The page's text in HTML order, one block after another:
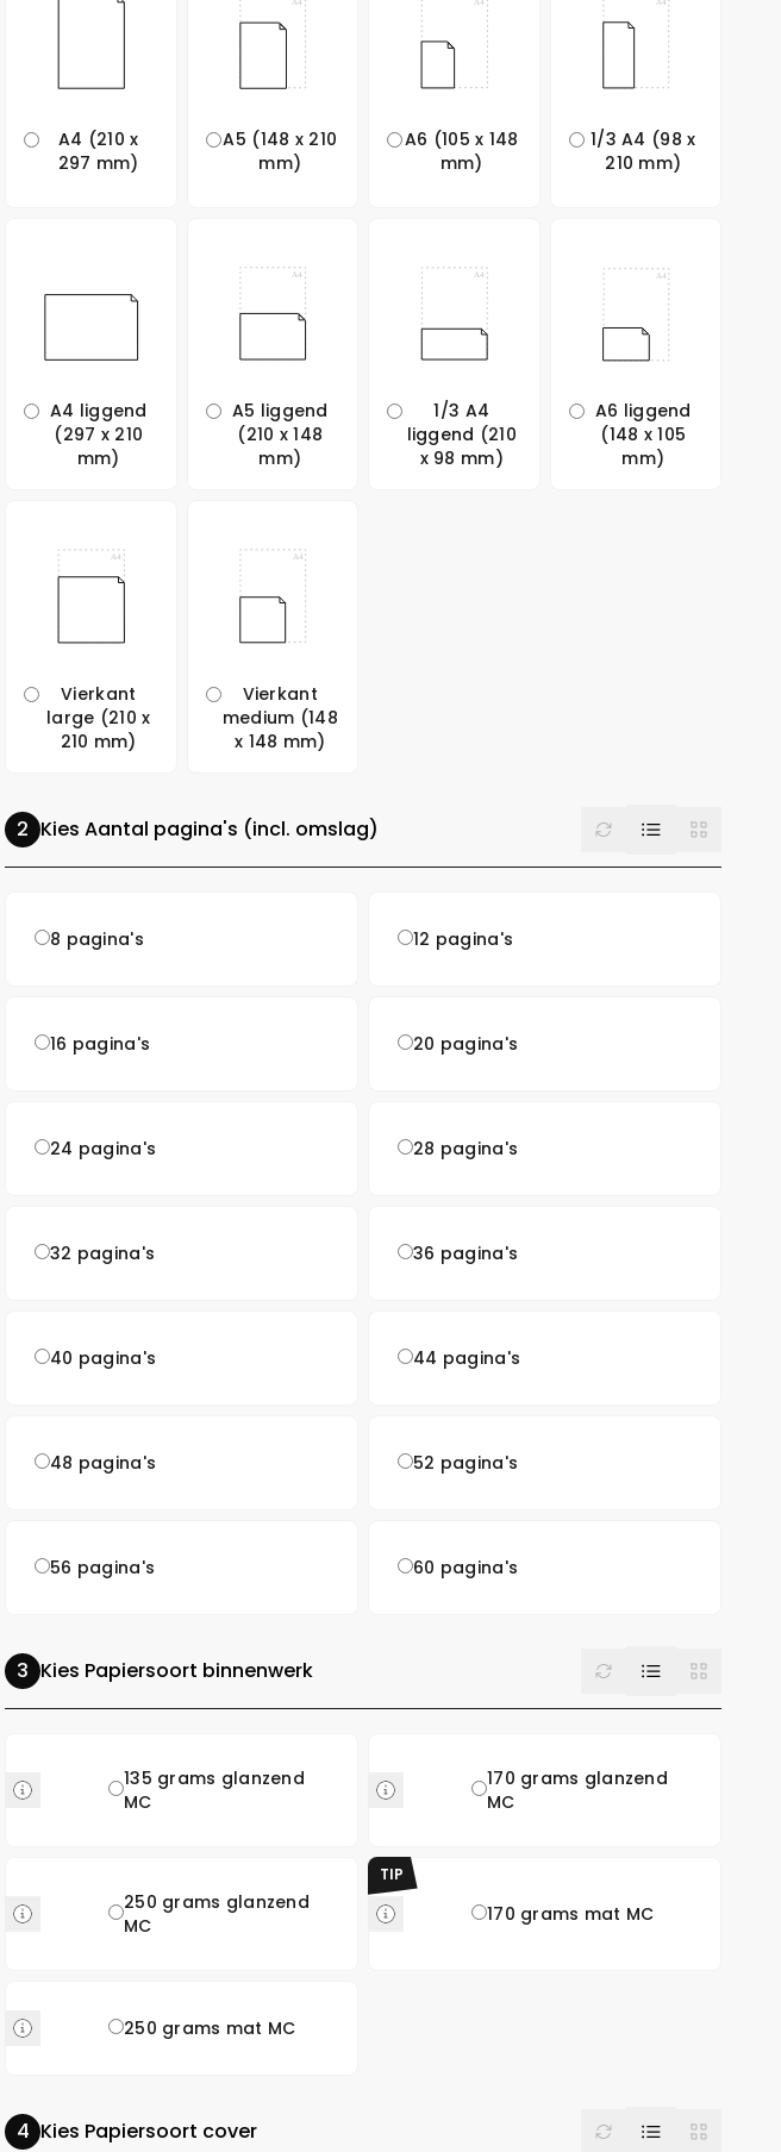
A4 (210 x
297 mm)
A5 (148 x 210
mm)
A6 (105 x 148
mm)
1/3 A4 (98 x
210 mm)
A4 liggend
(297 x 210
mm)
A5 liggend
(210 x 148
mm)
1/3 A4
liggend (210
x 98 mm)
A6 liggend
(148 x 105
mm)
Vierkant
large (210 x
210 mm)
Vierkant
medium (148
x 148 mm)
Kies Aantal pagina's (incl. omslag) Reset List Grid
8 pagina's 12 pagina's
16 pagina's 20 pagina's
24 pagina's 28 pagina's
32 pagina's 36 pagina's
40 pagina's 44 pagina's
48 pagina's 52 pagina's
56 pagina's 60 pagina's
Kies Papiersoort binnenwerk Reset List Grid
135 grams glanzend
MC
170 grams glanzend
MC
250 grams glanzend
MC
TIP
170 grams mat MC
250 grams mat MC
Kies Papiersoort cover Reset List Grid